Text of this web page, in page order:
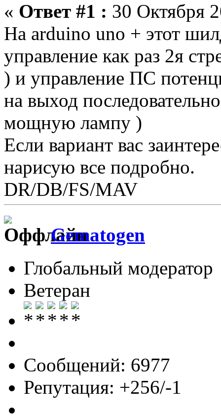
« Ответ #1 : 30 Октября
На arduino uno + этот
управление как раз 2я
) и управление ПС
на выход
мощную лампу )
Если вариант вас
нарисую все подробно.
DR/DB/FS/MAV
Gematogen
Глобальный модератор
Ветеран
Сообщений: 6977
Репутация: +256/-1